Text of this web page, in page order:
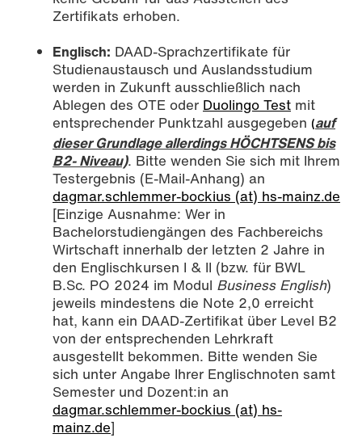
Zertifikats erhoben.
Englisch: DAAD-Sprachzertifikate für
Studienaustausch und Auslandsstudium
werden in Zukunft ausschließlich nach
Ablegen des OTE oder Duolingo Test mit
entsprechender Punktzahl ausgegeben (auf
dieser Grundlage allerdings HÖCHTSENS bis
B2- Niveau). Bitte wenden Sie sich mit Ihrem
Testergebnis (E-Mail-Anhang) an
dagmar.schlemmer-bockius (at) hs-mainz.de
[Einzige Ausnahme: Wer in
Bachelorstudiengängen des Fachbereichs
Wirtschaft innerhalb der letzten 2 Jahre in
den Englischkursen I & II (bzw. für BWL
B.Sc. PO 2024 im Modul Business English)
jeweils mindestens die Note 2,0 erreicht
hat, kann ein DAAD-Zertifikat über Level B2
von der entsprechenden Lehrkraft
ausgestellt bekommen. Bitte wenden Sie
sich unter Angabe Ihrer Englischnoten samt
Semester und Dozent:in an
dagmar.schlemmer-bockius (at) hs-
mainz.de]